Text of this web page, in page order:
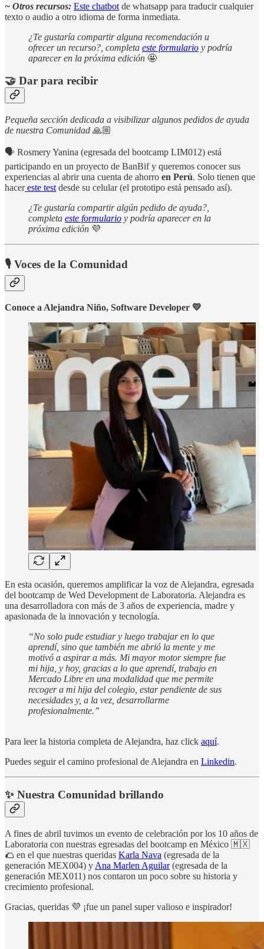
~ Otros recursos: Este chatbot de whatsapp para traducir cualquier
texto o audio a otro idioma de forma inmediata.
¿Te gustaría compartir alguna recomendación u
ofrecer un recurso?, completa este formulario y podría
aparecer en la próxima edición 🤩
🤝 Dar para recibir
Pequeña sección dedicada a visibilizar algunos pedidos de ayuda
de nuestra Comunidad 🙏🏼
🗣️ Rosmery Yanina (egresada del bootcamp LIM012) está
participando en un proyecto de BanBif y queremos conocer sus
experiencias al abrir una cuenta de ahorro en Perú. Solo tienen que
hacereste test desde su celular (el prototipo está pensado así).
¿Te gustaría compartir algún pedido de ayuda?,
completa este formulario y podría aparecer en la
próxima edición 💜
🎙️ Voces de la Comunidad
Conoce a Alejandra Niño, Software Developer 💛
En esta ocasión, queremos amplificar la voz de Alejandra, egresada
del bootcamp de Wed Development de Laboratoria. Alejandra es
una desarrolladora con más de 3 años de experiencia, madre y
apasionada de la innovación y tecnología.
“No solo pude estudiar y luego trabajar en lo que
aprendí, sino que también me abrió la mente y me
motivó a aspirar a más. Mi mayor motor siempre fue
mi hija, y hoy, gracias a lo que aprendí, trabajo en
Mercado Libre en una modalidad que me permite
recoger a mi hija del colegio, estar pendiente de sus
necesidades y, a la vez, desarrollarme
profesionalmente.”
Para leer la historia completa de Alejandra, haz click aquí.
Puedes seguir el camino profesional de Alejandra en Linkedin.
✨ Nuestra Comunidad brillando
A fines de abril tuvimos un evento de celebración por los 10 años de
Laboratoria con nuestras egresadas del bootcamp en México 🇲🇽
🌮 en el que nuestras queridas Karla Nava (egresada de la
generación MEX004) y Ana Marlen Aguilar(egresada de la
generación MEX011) nos contaron un poco sobre su historia y
crecimiento profesional.
Gracias, queridas 💜 ¡fue un panel super valioso e inspirador!